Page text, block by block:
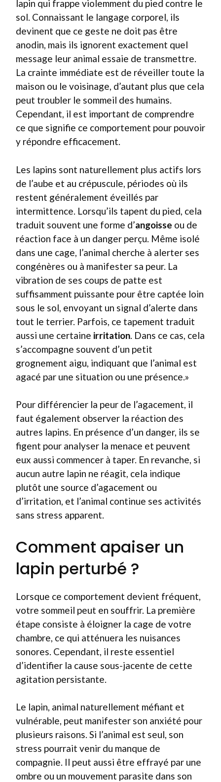
lapin qui frappe violemment du pied contre le
sol. Connaissant le langage corporel, ils
devinent que ce geste ne doit pas être
anodin, mais ils ignorent exactement quel
message leur animal essaie de transmettre.
La crainte immédiate est de réveiller toute la
maison ou le voisinage, d’autant plus que cela
peut troubler le sommeil des humains.
Cependant, il est important de comprendre
ce que signifie ce comportement pour pouvoir
y répondre efficacement.
Les lapins sont naturellement plus actifs lors
de l’aube et au crépuscule, périodes où ils
restent généralement éveillés par
intermittence. Lorsqu’ils tapent du pied, cela
traduit souvent une forme d’angoisse ou de
réaction face à un danger perçu. Même isolé
dans une cage, l’animal cherche à alerter ses
congénères ou à manifester sa peur. La
vibration de ses coups de patte est
suffisamment puissante pour être captée loin
sous le sol, envoyant un signal d’alerte dans
tout le terrier. Parfois, ce tapement traduit
aussi une certaine irritation . Dans ce cas, cela
s’accompagne souvent d’un petit
grognement aigu, indiquant que l’animal est
agacé par une situation ou une présence.»
Pour différencier la peur de l’agacement, il
faut également observer la réaction des
autres lapins. En présence d’un danger, ils se
figent pour analyser la menace et peuvent
eux aussi commencer à taper. En revanche, si
aucun autre lapin ne réagit, cela indique
plutôt une source d’agacement ou
d’irritation, et l’animal continue ses activités
sans stress apparent.
Comment apaiser un
lapin perturbé ?
Lorsque ce comportement devient fréquent,
votre sommeil peut en souffrir. La première
étape consiste à éloigner la cage de votre
chambre, ce qui atténuera les nuisances
sonores. Cependant, il reste essentiel
d’identifier la cause sous-jacente de cette
agitation persistante.
Le lapin, animal naturellement méfiant et
vulnérable, peut manifester son anxiété pour
plusieurs raisons. Si l’animal est seul, son
stress pourrait venir du manque de
compagnie. Il peut aussi être effrayé par une
ombre ou un mouvement parasite dans son